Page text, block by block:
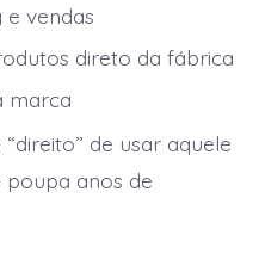
vendas
direto da fábrica
marca
de usar aquele
anos de